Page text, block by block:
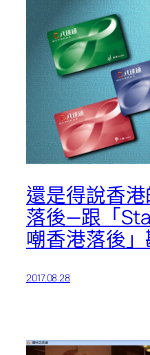
還是得說香
落後—跟「
嘲香港落後
2017.08.28